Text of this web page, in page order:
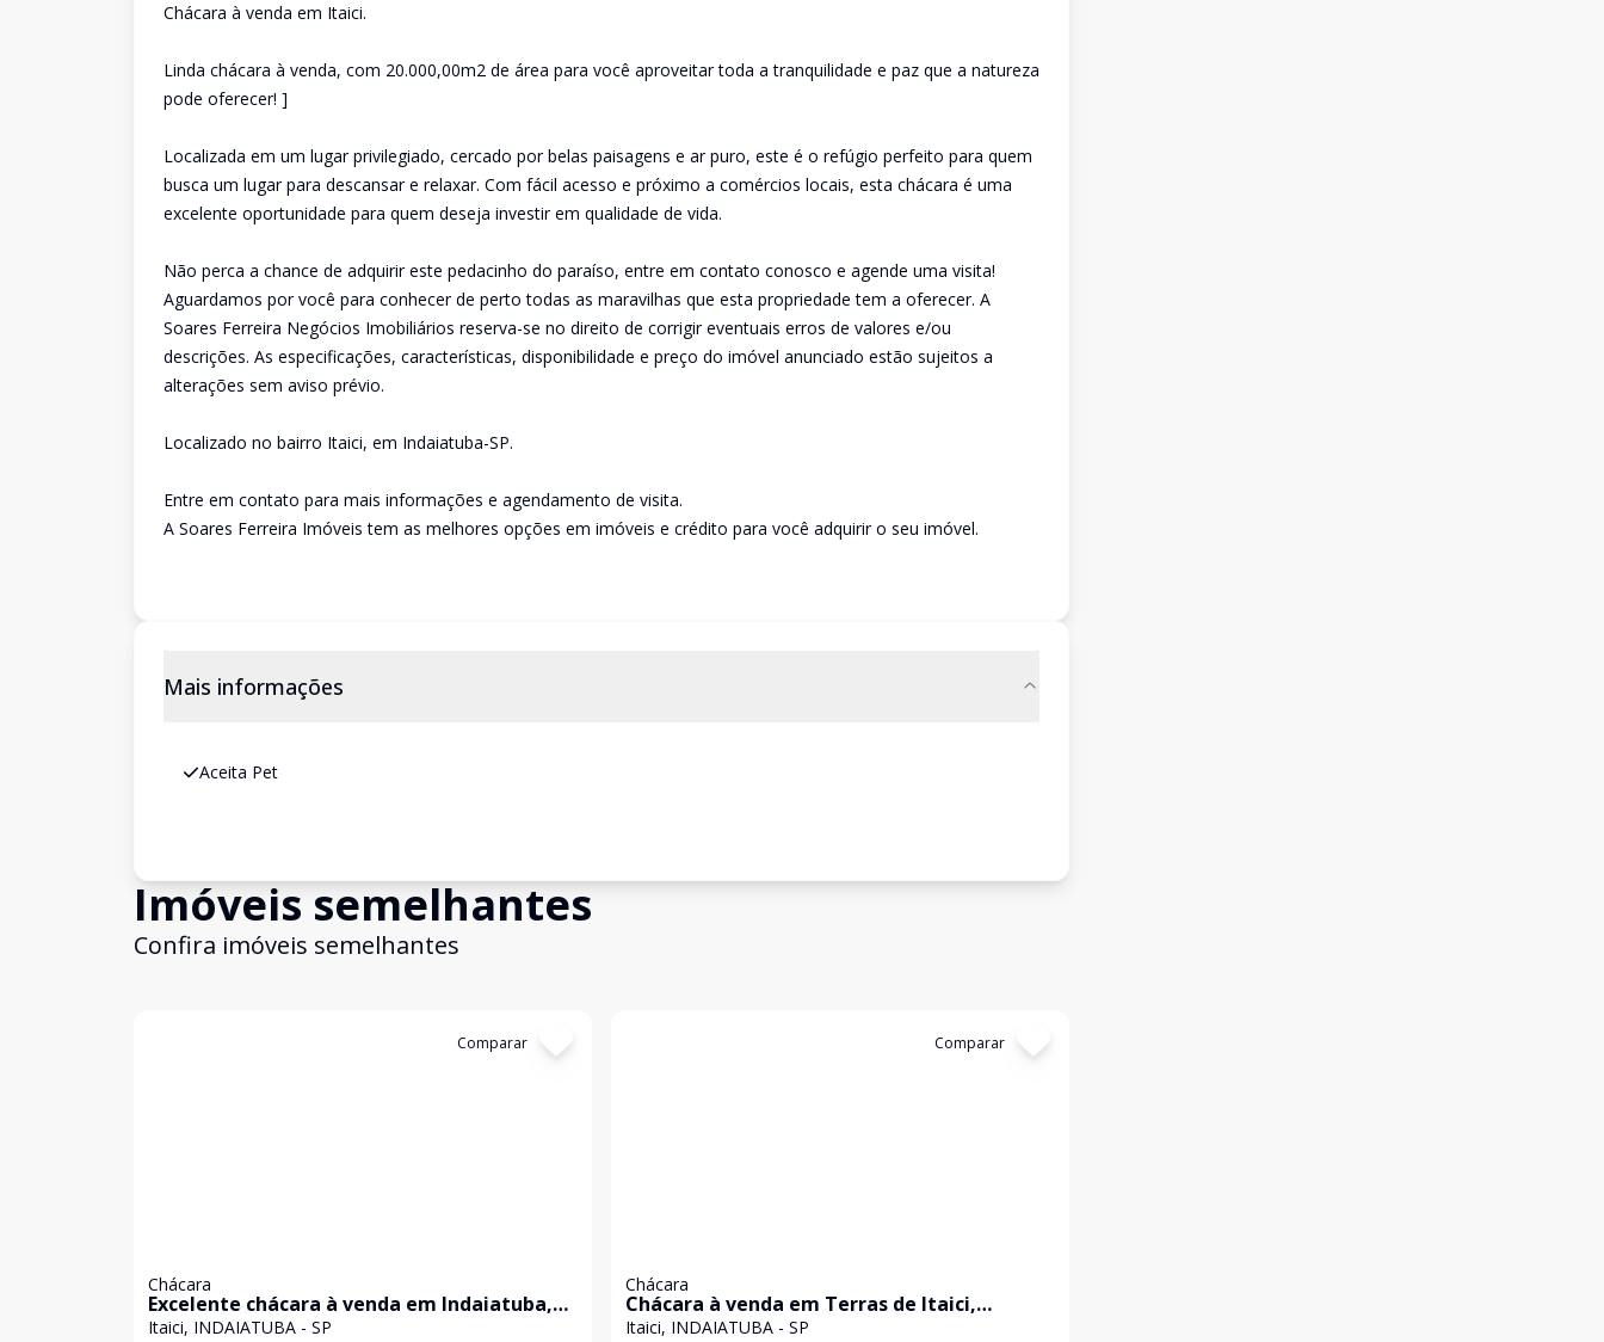
Chácara à venda em Itaici.
Linda chácara à venda, com 20.000,00m2 de área para você aproveitar toda a tranquilidade e paz que a natureza
pode oferecer! ]
Localizada em um lugar privilegiado, cercado por belas paisagens e ar puro, este é o refúgio perfeito para quem
busca um lugar para descansar e relaxar. Com fácil acesso e próximo a comércios locais, esta chácara é uma
excelente oportunidade para quem deseja investir em qualidade de vida.
Não perca a chance de adquirir este pedacinho do paraíso, entre em contato conosco e agende uma visita!
Aguardamos por você para conhecer de perto todas as maravilhas que esta propriedade tem a oferecer. A
Soares Ferreira Negócios Imobiliários reserva-se no direito de corrigir eventuais erros de valores e/ou
descrições. As especificações, características, disponibilidade e preço do imóvel anunciado estão sujeitos a
alterações sem aviso prévio.
Localizado no bairro Itaici, em Indaiatuba-SP.
Entre em contato para mais informações e agendamento de visita.
A Soares Ferreira Imóveis tem as melhores opções em imóveis e crédito para você adquirir o seu imóvel.
Mais informações
Aceita Pet
Imóveis semelhantes
Confira imóveis semelhantes
Comparar
Chácara
Excelente chácara à venda em Indaiatuba,
localizada no condomínio Terras de Itaici.
Itaici, INDAIATUBA - SP
Comparar
Chácara
Chácara à venda em Terras de Itaici,
Indaiatuba
Itaici, INDAIATUBA - SP